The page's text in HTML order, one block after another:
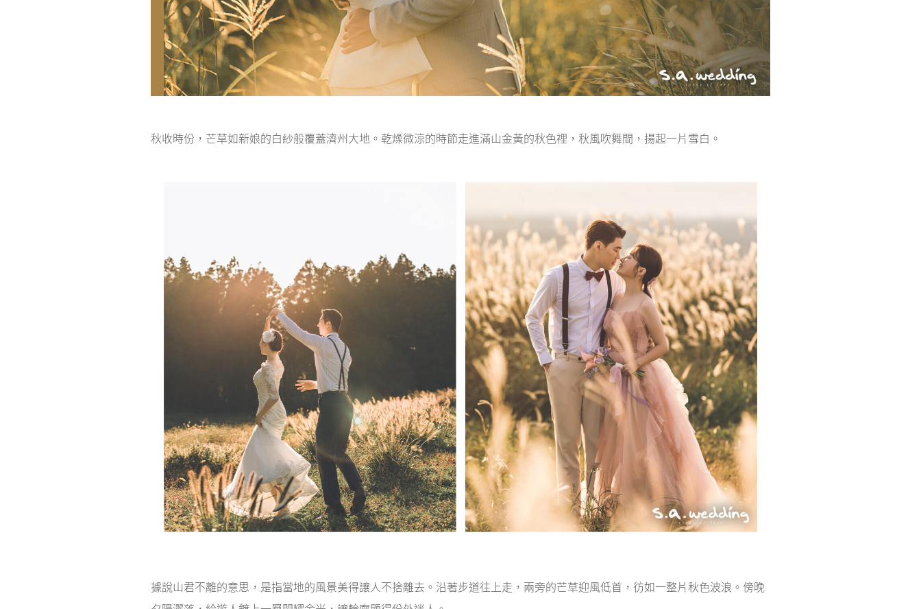
秋收時份，芒草如新娘的白紗般覆蓋濟州大地。乾燥微涼的時節走進滿山金黃的秋色𥚃，秋風吹舞間，揚起一片雪白。
據說山君不離的意思，是指當地的風景美得讓人不捨離去。沿著步道往上走，兩旁的芒草迎風低首，彷如一整片秋色波浪。傍晚